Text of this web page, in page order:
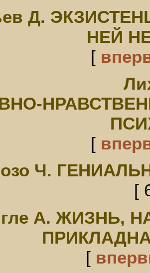
Д.
НЕЙ
[
[
Ч.
[
А. ЖИЗНЬ,
[